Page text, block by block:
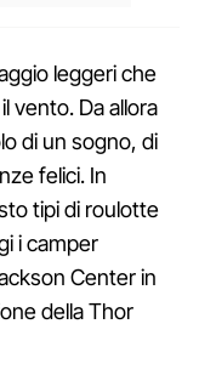
leggeri che
vento. Da allora
di un sogno, di
felici. In
tipi di roulotte
i camper
Center in
della Thor